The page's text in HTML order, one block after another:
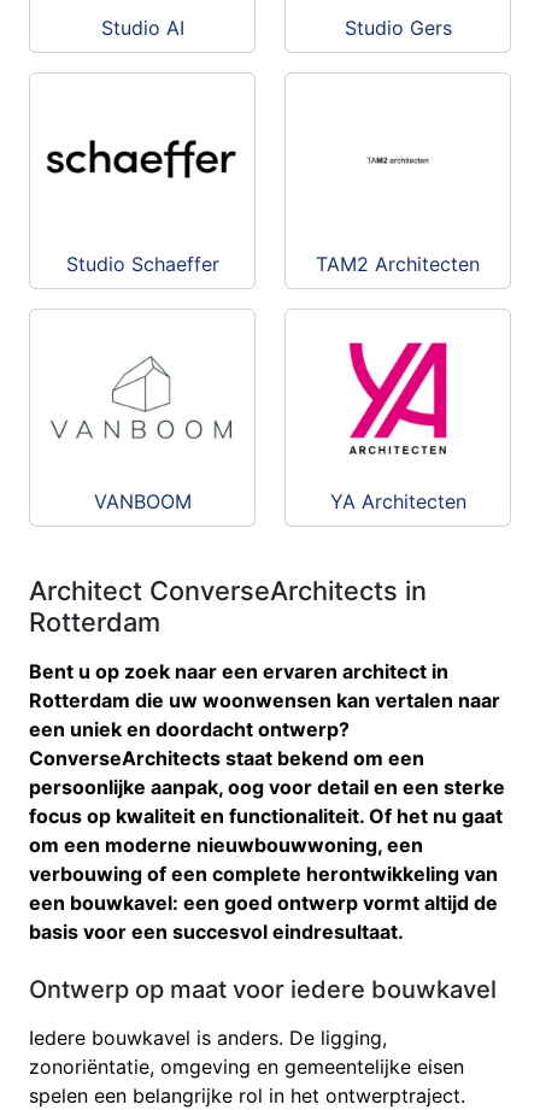
Studio AI Studio Gers
Studio Schaeffer TAM2 Architecten
VANBOOM YA Architecten
Architect ConverseArchitects in
Rotterdam
Bent u op zoek naar een ervaren architect in
Rotterdam die uw woonwensen kan vertalen naar
een uniek en doordacht ontwerp?
ConverseArchitects staat bekend om een
persoonlijke aanpak, oog voor detail en een sterke
focus op kwaliteit en functionaliteit. Of het nu gaat
om een moderne nieuwbouwwoning, een
verbouwing of een complete herontwikkeling van
een bouwkavel: een goed ontwerp vormt altijd de
basis voor een succesvol eindresultaat.
Ontwerp op maat voor iedere bouwkavel
Iedere bouwkavel is anders. De ligging,
zonoriëntatie, omgeving en gemeentelijke eisen
spelen een belangrijke rol in het ontwerptraject.